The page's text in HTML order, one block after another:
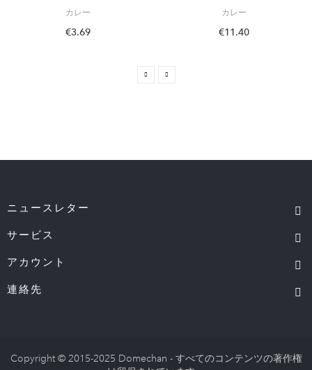
カレー
€3.69
カレー
€11.40
ニュースレター
サービス
アカウント
連絡先
Copyright © 2015-2025 Domechan - すべてのコンテンツの著作権